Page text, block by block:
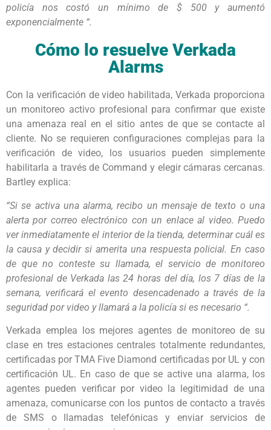
policía nos costó un mínimo de $ 500 y aumentó
exponencialmente “.
Cómo lo resuelve Verkada
Alarms
Con la verificación de video habilitada, Verkada proporciona
un monitoreo activo profesional para confirmar que existe
una amenaza real en el sitio antes de que se contacte al
cliente. No se requieren configuraciones complejas para la
verificación de video, los usuarios pueden simplemente
habilitarla a través de Command y elegir cámaras cercanas.
Bartley explica:
“Si se activa una alarma, recibo un mensaje de texto o una
alerta por correo electrónico con un enlace al video. Puedo
ver inmediatamente el interior de la tienda, determinar cuál es
la causa y decidir si amerita una respuesta policial. En caso
de que no conteste su llamada, el servicio de monitoreo
profesional de Verkada las 24 horas del día, los 7 días de la
semana, verificará el evento desencadenado a través de la
seguridad por video y llamará a la policía si es necesario “.
Verkada emplea los mejores agentes de monitoreo de su
clase en tres estaciones centrales totalmente redundantes,
certificadas por TMA Five Diamond certificadas por UL y con
certificación UL. En caso de que se active una alarma, los
agentes pueden verificar por video la legitimidad de una
amenaza, comunicarse con los puntos de contacto a través
de SMS o llamadas telefónicas y enviar servicios de